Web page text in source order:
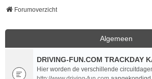
Forumoverzicht
Algemeen
DRIVING-FUN.COM TRACKDAY
Hier worden de verschillende